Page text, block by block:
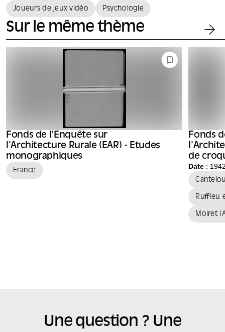
Joueurs de jeux vidéo Psychologie
Sur le même thème
Fonds de l'Enquête sur
l'Architecture Rurale (EAR) - Etudes
monographiques
France
Fonds
de
Date :
Ruffieu
Moiret
Une question ? Une